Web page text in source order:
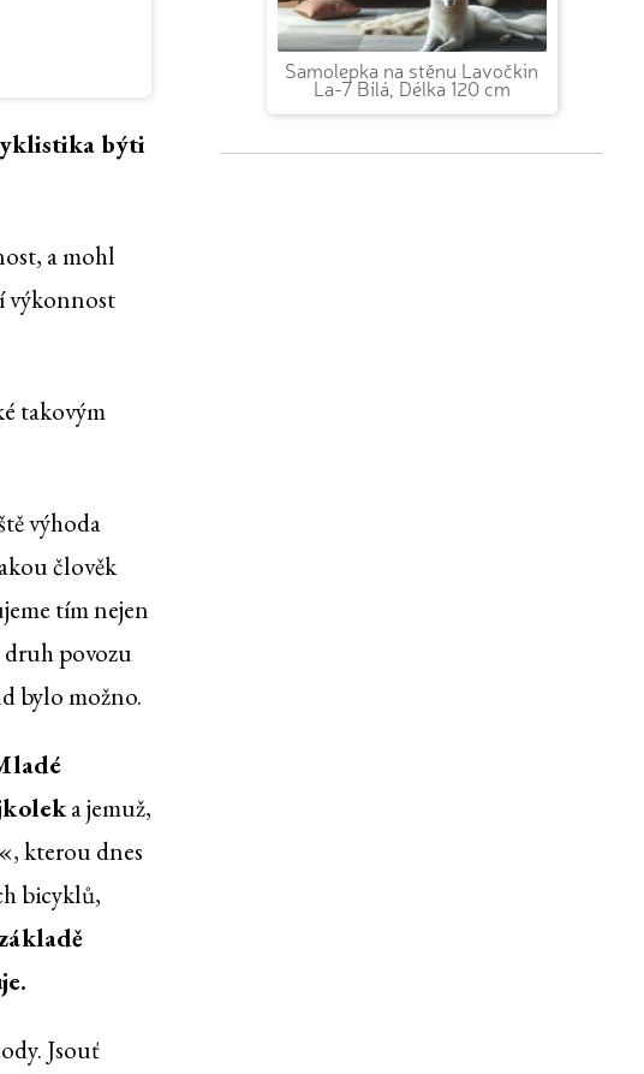
býti
a mohl
výkonnost
takovým
výhoda
člověk
tím nejen
druh povozu
bylo možno.
a jemuž,
kterou dnes
bicyklů,
Jsouť
Samolepka na stěnu Lavočkin
La-7 Bílá, Délka 120 cm